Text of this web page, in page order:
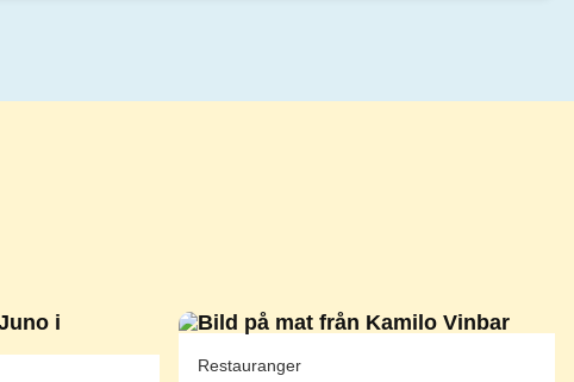
Restauranger